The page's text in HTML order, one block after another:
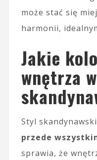
może stać się
harmonii,
Jakie
wnętrza
Styl
przede
sprawia, że